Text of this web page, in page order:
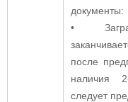
документы:
•
после
наличия
следует